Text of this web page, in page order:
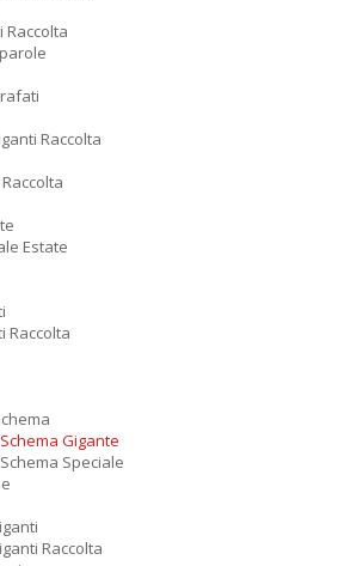
Raccolta
Raccolta
Estate
Raccolta
Gigante
Speciale
Raccolta